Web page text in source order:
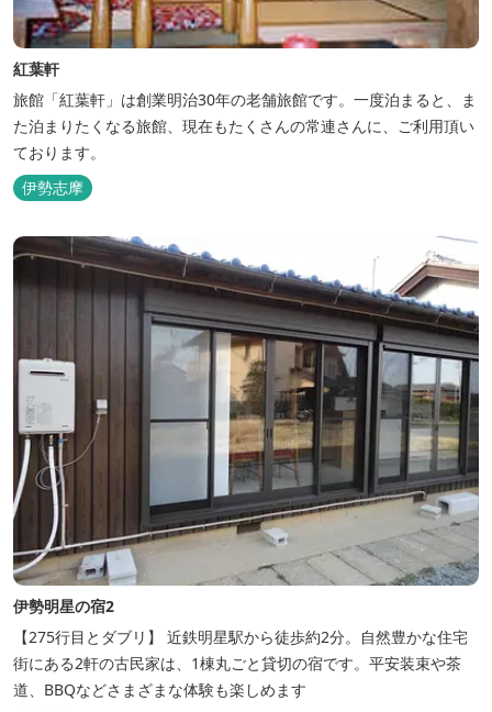
紅葉軒
旅館「紅葉軒」は創業明治30年の老舗旅館です。一度泊まると、ま
た泊まりたくなる旅館、現在もたくさんの常連さんに、ご利用頂い
ております。
伊勢志摩
伊勢明星の宿2
【275行目とダブリ】 近鉄明星駅から徒歩約2分。自然豊かな住宅
街にある2軒の古民家は、1棟丸ごと貸切の宿です。平安装束や茶
道、BBQなどさまざまな体験も楽しめます